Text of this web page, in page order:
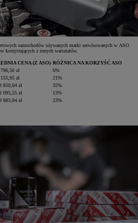
samochodów używanych marki serwisowanych w ASO
korzystających z innych warsztatów.
CENA (Z ASO) RÓŻNICA NA KORZYŚĆ ASO
zł
6%
zł
21%
850,64 zł
35%
095,55 zł
13%
883,84 zł 23%